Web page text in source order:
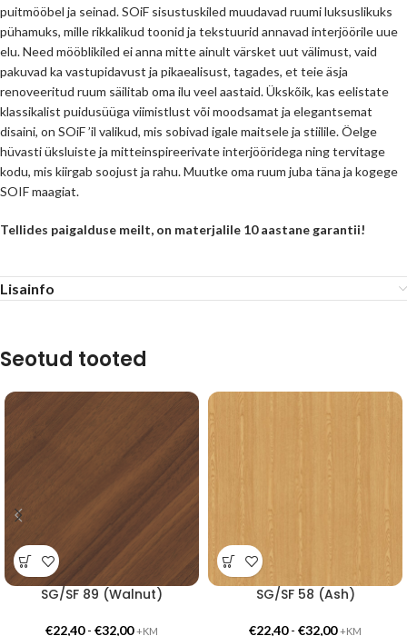
puitmööbel ja seinad. SOiF sisustuskiled muudavad ruumi luksuslikuks
pühamuks, mille rikkalikud toonid ja tekstuurid annavad interjöörile uue
elu. Need mööblikiled ei anna mitte ainult värsket uut välimust, vaid
pakuvad ka vastupidavust ja pikaealisust, tagades, et teie äsja
renoveeritud ruum säilitab oma ilu veel aastaid. Ükskõik, kas eelistate
klassikalist puidusüüga viimistlust või moodsamat ja elegantsemat
disaini, on SOiF ’il valikud, mis sobivad igale maitsele ja stiilile. Öelge
hüvasti üksluiste ja mitteinspireerivate interjööridega ning tervitage
kodu, mis kiirgab soojust ja rahu. Muutke oma ruum juba täna ja kogege
SOIF maagiat.
Tellides paigalduse meilt, on materjalile 10 aastane garantii!
Lisainfo
Seotud tooted
SG/SF 89 (Walnut)
€22,40- €32,00 +KM
SG/SF 58 (Ash)
€22,40- €32,00 +KM